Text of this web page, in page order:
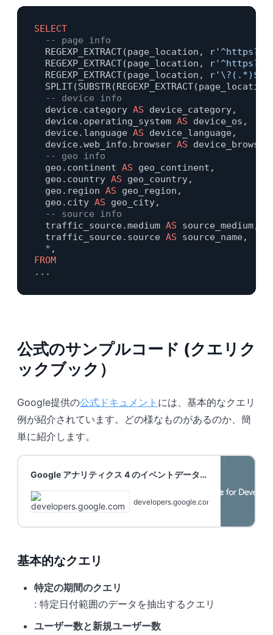
SELECT
-- page info
  REGEXP_EXTRACT(page_location, r
  REGEXP_EXTRACT(page_location, r
  REGEXP_EXTRACT(page_location, r
'\?(.*)$'
-- device info
  device.category
AS device_category,
  device.operating_system
AS device_os,
  device.language
AS device_language,
  device.web_info.browser
AS
-- geo info
  geo.continent
AS geo_continent,
  geo.country
AS geo_country,
  geo.region
AS geo_region,
  geo.city
AS geo_city,
-- source info
  traffic_source.medium
AS source_medium,
  traffic_source.source
AS source_name,
*
FROM
公式のサンプルコード (クエリク
ックブック）
Google提供の公式ドキュメント には、基本的なクエリ
例が紹介されています。どの様なものがあるのか、簡
単に紹介します。
Google アナリティクス 4 のイベントデータ
Google Analytics | Google for Developers
developers.google.com
基本的なクエリ
特定の期間のクエリ
: 特定日付範囲のデータを抽出するクエリ
ユーザー数と新規ユーザー数